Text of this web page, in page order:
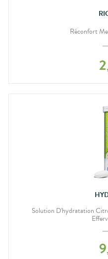
Réconfort
2,
Solution D'hydratation
9,